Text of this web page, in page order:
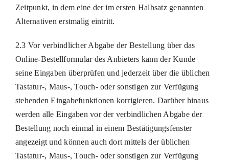
Zeitpunkt, in dem eine der im ersten Halbsatz genannten
Alternativen erstmalig eintritt.
2.3 Vor verbindlicher Abgabe der Bestellung über das
Online-Bestellformular des Anbieters kann der Kunde
seine Eingaben überprüfen und jederzeit über die üblichen
Tastatur-, Maus-, Touch- oder sonstigen zur Verfügung
stehenden Eingabefunktionen korrigieren. Darüber hinaus
werden alle Eingaben vor der verbindlichen Abgabe der
Bestellung noch einmal in einem Bestätigungsfenster
angezeigt und können auch dort mittels der üblichen
Tastatur-, Maus-, Touch- oder sonstigen zur Verfügung